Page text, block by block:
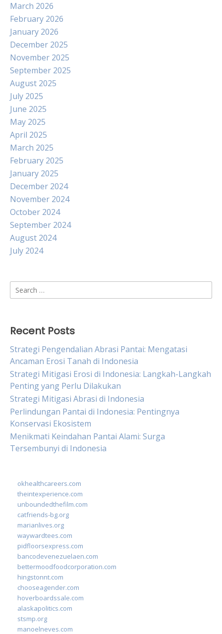
March 2026
February 2026
January 2026
December 2025
November 2025
September 2025
August 2025
July 2025
June 2025
May 2025
April 2025
March 2025
February 2025
January 2025
December 2024
November 2024
October 2024
September 2024
August 2024
July 2024
Search
for:
Recent Posts
Strategi Pengendalian Abrasi Pantai: Mengatasi
Ancaman Erosi Tanah di Indonesia
Strategi Mitigasi Erosi di Indonesia: Langkah-Langkah
Penting yang Perlu Dilakukan
Strategi Mitigasi Abrasi di Indonesia
Perlindungan Pantai di Indonesia: Pentingnya
Konservasi Ekosistem
Menikmati Keindahan Pantai Alami: Surga
Tersembunyi di Indonesia
okhealthcareers.com
theintexperience.com
unboundedthefilm.com
catfriends-bg.org
marianlives.org
waywardtees.com
pidfloorsexpress.com
bancodevenezuelaen.com
bettermoodfoodcorporation.com
hingstonnt.com
chooseagender.com
hoverboardssale.com
alaskapolitics.com
stsmp.org
manoelneves.com